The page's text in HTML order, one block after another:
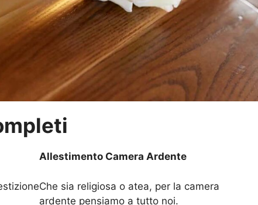
Allestimento Camera Ardente
Che sia religiosa o atea, per la camera
ardente pensiamo a tutto noi.